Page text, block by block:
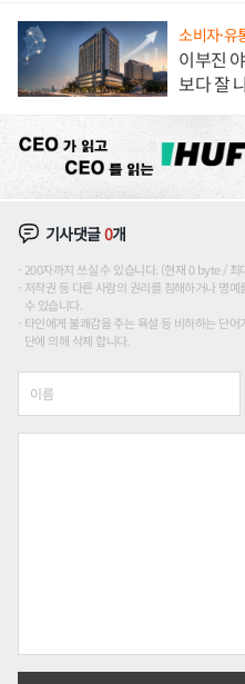
소비자·유
이부진
보다 잘
기사댓글0개
200자까지 쓰실 수 있습니다. (현재 0 byte /
저작권 등 다른 사람의 권리를 침해하거나 명
수 있습니다.
타인에게 불쾌감을 주는 욕설 등 비하하는 단
단에 의해 삭제 합니다.